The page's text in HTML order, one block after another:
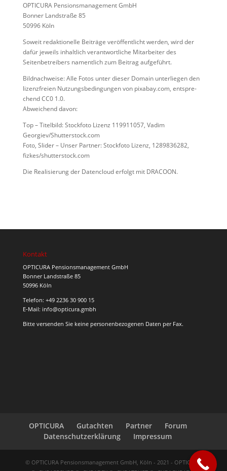
OPTICURA Pensionsmanagement GmbH
Bonner Landstraße 85
50996 Köln
Soweit redak­tio­nel­le Beiträge ver­öf­fent­licht wer­den, wird der
dafür jeweils inhalt­lich ver­ant­wort­li­che Mitarbeiter des
Seitenbetreibers nament­lich zum Beitrag aufgeführt.
Bildnachweise: Alle Fotos unter die­ser Domain unter­lie­gen den
lizenz­frei­en Nutzungsbedingungen von pix​a​bay​.com, ent­spre­
chend CC0 1.0.
Abweichend davon:
Top – Titelbild: Stockfoto Lizenz 119911057, Vadim
Georgiev/Shutterstock.com
Foto, Slider – Unser Partner: Stockfoto Lizenz, 1289836282,
fizkes/shutterstock.com
Die Realisierung der Datencloud erfolgt mit DRACOON.
Kontakt
OPTICURA Pensionsmanagement GmbH
Bonner Landstraße 85
50996 Köln
Telefon: +49 2236 30 900 15
E‑Mail: info@opticura.gmbh
Bitte ver­sen­den Sie kei­ne per­so­nen­be­zo­ge­nen Daten per Fax.
OPTICURA Gutachten Partner
Forum
Datenschutzerklärung
Impressum
© OPTICURA Pensionsmanagement GmbH, Köln - 2021 - OPTICURA